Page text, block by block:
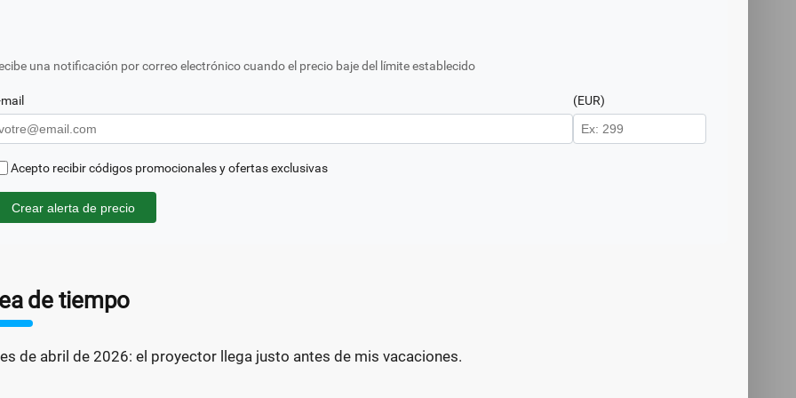
una notificación por correo electrónico cuando el precio baje del límite establecido
(EUR)
Acepto recibir códigos promocionales y ofertas exclusivas
Crear alerta de precio
de tiempo
de abril de 2026: el proyector llega justo antes de mis vacaciones.